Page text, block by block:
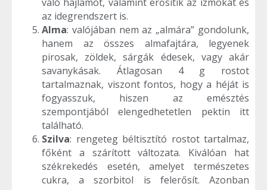
az idegrendszert is.
Alma: valójában nem az „almára” gondolunk,
hanem az összes almafajtára, legyenek
pirosak, zöldek, sárgák édesek, vagy akár
savanykásak. Átlagosan 4 g rostot
tartalmaznak, viszont fontos, hogy a héját is
fogyasszuk, hiszen az emésztés
szempontjából elengedhetetlen pektin itt
található.
Szilva: rengeteg béltisztító rostot tartalmaz,
főként a szárított változata. Kiválóan hat
székrekedés esetén, amelyet természetes
cukra, a szorbitol is felerősít. Azonban